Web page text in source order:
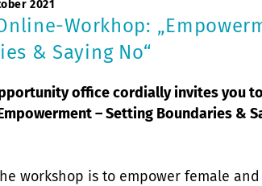
2021
Workhop:
& Saying No“
office cordially invites you
– Setting Boundaries &
workshop is to empower female